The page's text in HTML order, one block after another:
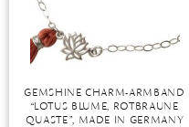
ROSENQUARZ
RUBIN
SAPHIR
GEMSHINE CHARM-ARMBAND
“LOTUS BLUME, ROTBRAUNE
QUASTE”, MADE IN GERMANY